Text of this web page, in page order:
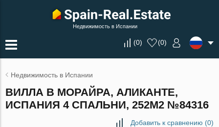
Недвижимость в Испании
(0) (0)
Недвижимость в Испании
ВИЛЛА В МОРАЙРА, АЛИКАНТЕ,
ИСПАНИЯ 4 СПАЛЬНИ, 252М2 №84316
Добавить к сравнению (0)